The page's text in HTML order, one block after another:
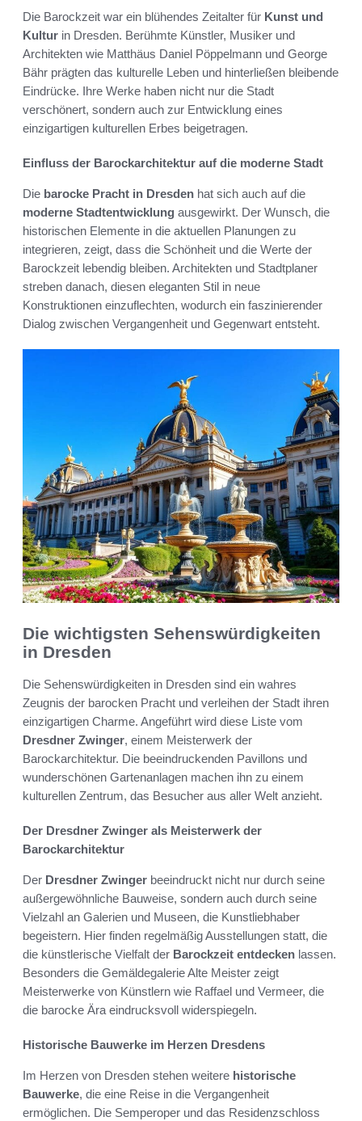
Die Barockzeit war ein blühendes Zeitalter für Kunst und
Kultur in Dresden. Berühmte Künstler, Musiker und
Architekten wie Matthäus Daniel Pöppelmann und George
Bähr prägten das kulturelle Leben und hinterließen bleibende
Eindrücke. Ihre Werke haben nicht nur die Stadt
verschönert, sondern auch zur Entwicklung eines
einzigartigen kulturellen Erbes beigetragen.
Einfluss der Barockarchitektur auf die moderne Stadt
Die barocke Pracht in Dresden hat sich auch auf die
moderne Stadtentwicklung ausgewirkt. Der Wunsch, die
historischen Elemente in die aktuellen Planungen zu
integrieren, zeigt, dass die Schönheit und die Werte der
Barockzeit lebendig bleiben. Architekten und Stadtplaner
streben danach, diesen eleganten Stil in neue
Konstruktionen einzuflechten, wodurch ein faszinierender
Dialog zwischen Vergangenheit und Gegenwart entsteht.
Die wichtigsten Sehenswürdigkeiten
in Dresden
Die Sehenswürdigkeiten in Dresden sind ein wahres
Zeugnis der barocken Pracht und verleihen der Stadt ihren
einzigartigen Charme. Angeführt wird diese Liste vom
Dresdner Zwinger, einem Meisterwerk der
Barockarchitektur. Die beeindruckenden Pavillons und
wunderschönen Gartenanlagen machen ihn zu einem
kulturellen Zentrum, das Besucher aus aller Welt anzieht.
Der Dresdner Zwinger als Meisterwerk der
Barockarchitektur
Der Dresdner Zwinger beeindruckt nicht nur durch seine
außergewöhnliche Bauweise, sondern auch durch seine
Vielzahl an Galerien und Museen, die Kunstliebhaber
begeistern. Hier finden regelmäßig Ausstellungen statt, die
die künstlerische Vielfalt der Barockzeit entdecken lassen.
Besonders die Gemäldegalerie Alte Meister zeigt
Meisterwerke von Künstlern wie Raffael und Vermeer, die
die barocke Ära eindrucksvoll widerspiegeln.
Historische Bauwerke im Herzen Dresdens
Im Herzen von Dresden stehen weitere historische
Bauwerke, die eine Reise in die Vergangenheit
ermöglichen. Die Semperoper und das Residenzschloss